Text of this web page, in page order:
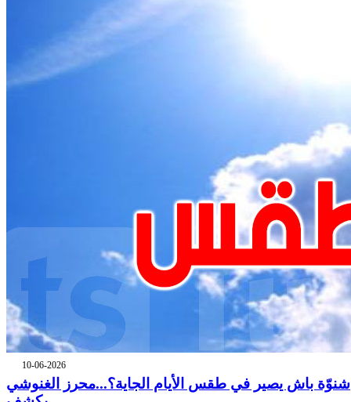
10-06-2026
شنوّة باش يصير في طقس الأيام الجاية؟...محرز الغنوشي